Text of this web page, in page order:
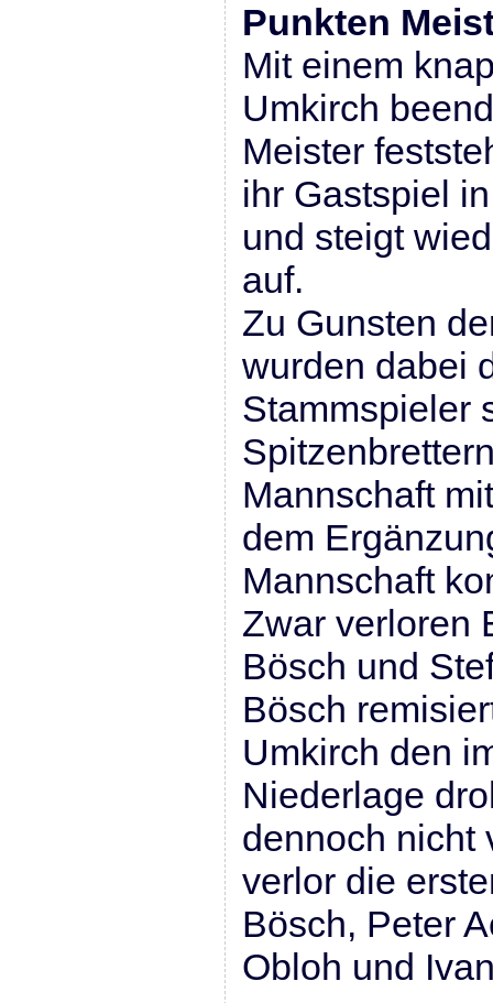
Punkten
Mit einem
Umkirch
Meister
ihr Gastspiel
und steigt
auf.
Zu Gunsten
wurden dabei
Stammspieler
Mannschaft
dem
Mannschaft
Zwar verloren
Bösch und
Bösch
Umkirch den
Niederlage
dennoch nicht
verlor die
Bösch, Peter
Obloh und